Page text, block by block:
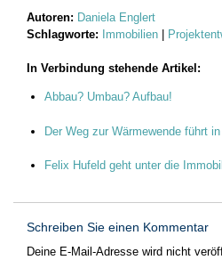
Autoren: Daniela Englert
Schlagworte: Immobilien |
In Verbindung stehende Artikel:
Abbau? Umbau? Aufbau!
Der Weg zur Wärmewende führt
Felix Hufeld geht unter die
Schreiben Sie einen Kommentar
Deine E-Mail-Adresse wird nicht